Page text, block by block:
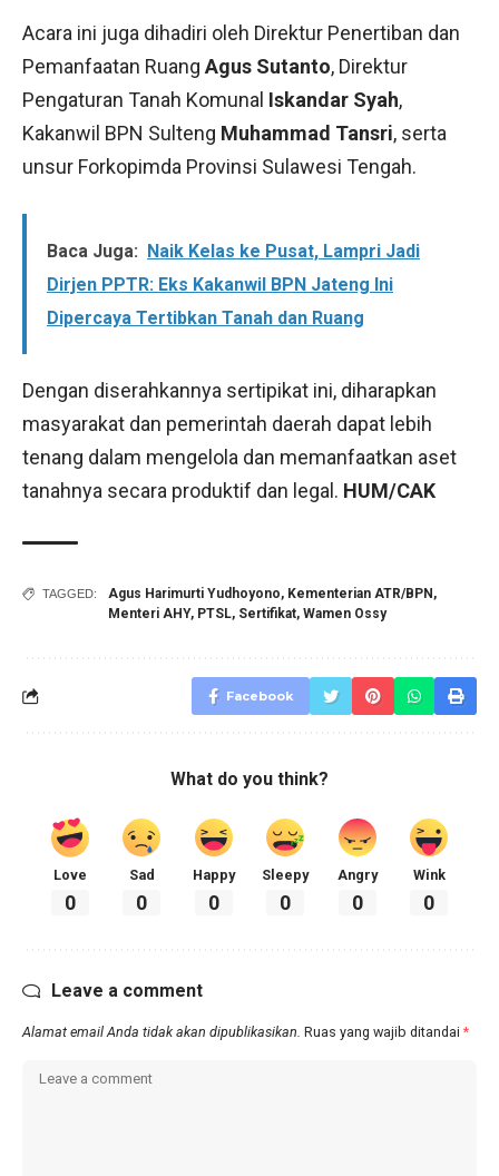
Acara ini juga dihadiri oleh Direktur Penertiban dan
Pemanfaatan Ruang Agus Sutanto, Direktur
Pengaturan Tanah Komunal Iskandar Syah,
Kakanwil BPN Sulteng Muhammad Tansri, serta
unsur Forkopimda Provinsi Sulawesi Tengah.
Baca Juga:
Naik Kelas ke Pusat, Lampri Jadi
Dirjen PPTR: Eks Kakanwil BPN Jateng Ini
Dipercaya Tertibkan Tanah dan Ruang
Dengan diserahkannya sertipikat ini, diharapkan
masyarakat dan pemerintah daerah dapat lebih
tenang dalam mengelola dan memanfaatkan aset
tanahnya secara produktif dan legal. HUM/CAK
TAGGED: Agus Harimurti Yudhoyono, Kementerian ATR/BPN ,
Menteri AHY, PTSL, Sertifikat, Wamen Ossy
Facebook
What do you think?
Love
0
Sad
0
Happy
0
Sleepy
0
Angry
0
Wink
0
Leave a comment
Alamat email Anda tidak akan dipublikasikan. Ruas yang wajib ditandai *